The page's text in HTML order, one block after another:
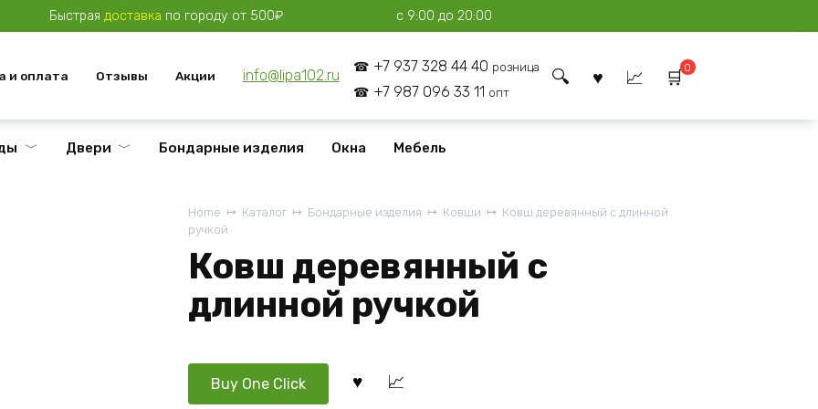
Быстрая доставка по городу от 500₽ с 9:00 до 20:00
и оплата Отзывы Акции info@lipa102.ru
+7 937 328 44 40 розница
+7 987 096 33 11 опт
0
Двери Бондарные изделия Окна Мебель
Home Каталог Бондарные изделия Ковши
Ковш деревянный с длинной
ручкой
Ковш деревянный с
длинной ручкой
Buy One Click